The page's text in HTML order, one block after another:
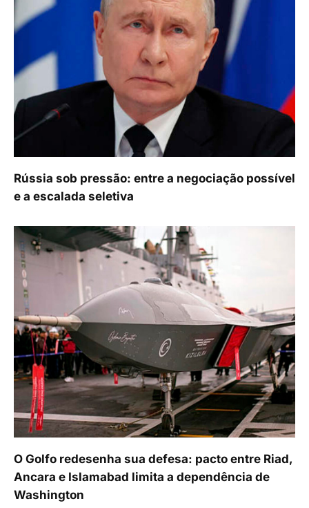
Rússia sob pressão: entre a negociação possível
e a escalada seletiva
O Golfo redesenha sua defesa: pacto entre Riad,
Ancara e Islamabad limita a dependência de
Washington